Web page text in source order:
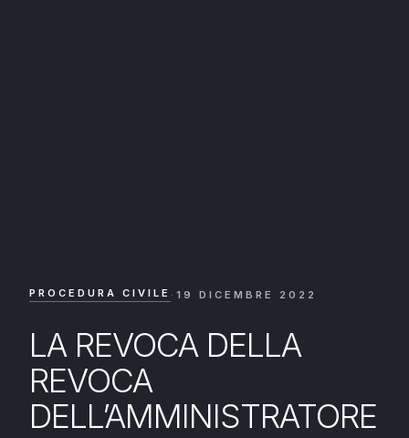
PROCEDURA CIVILE · 19 DICEMBRE 2022
LA REVOCA DELLA
REVOCA
DELL’AMMINISTRATORE